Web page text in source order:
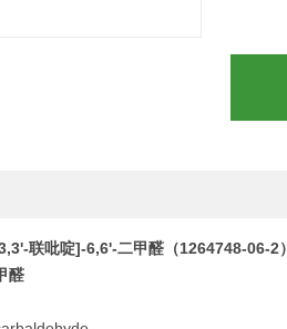
联吡啶]-6,6'-二甲醛（1264748-06-2）
醛